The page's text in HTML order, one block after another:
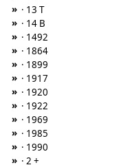
» · 13 T
» · 14 B
» · 1492
» · 1864
» · 1899
» · 1917
» · 1920
» · 1922
» · 1969
» · 1985
» · 1990
» · 2 +